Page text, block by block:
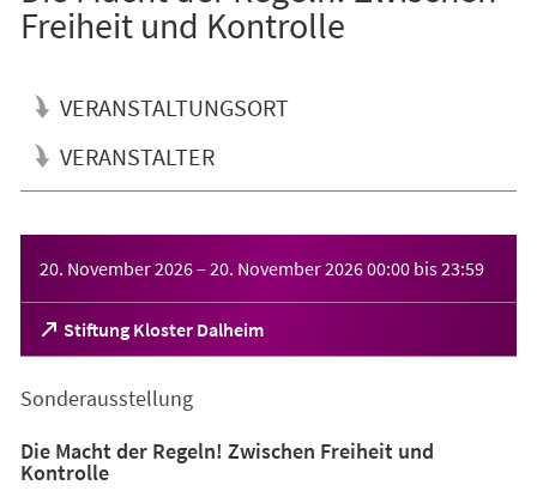
Freiheit und Kontrolle
VERANSTALTUNGSORT
VERANSTALTER
20. November 2026– 20. November 202600:00 bis23:59
Stiftung Kloster Dalheim
(Öffnet
in
neuen
Sonderausstellung
Die Macht der Regeln! Zwischen Freiheit und
Kontrolle